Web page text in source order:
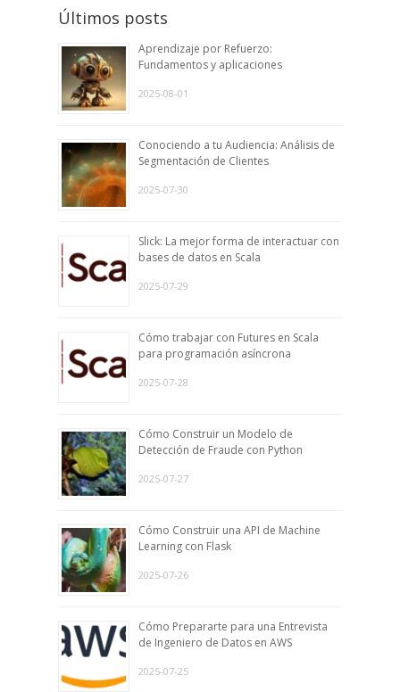
Últimos posts
Aprendizaje por Refuerzo:
Fundamentos y aplicaciones
2025-08-01
Conociendo a tu Audiencia: Análisis de
Segmentación de Clientes
2025-07-30
Slick: La mejor forma de interactuar con
bases de datos en Scala
2025-07-29
Cómo trabajar con Futures en Scala
para programación asíncrona
2025-07-28
Cómo Construir un Modelo de
Detección de Fraude con Python
2025-07-27
Cómo Construir una API de Machine
Learning con Flask
2025-07-26
Cómo Prepararte para una Entrevista
de Ingeniero de Datos en AWS
2025-07-25